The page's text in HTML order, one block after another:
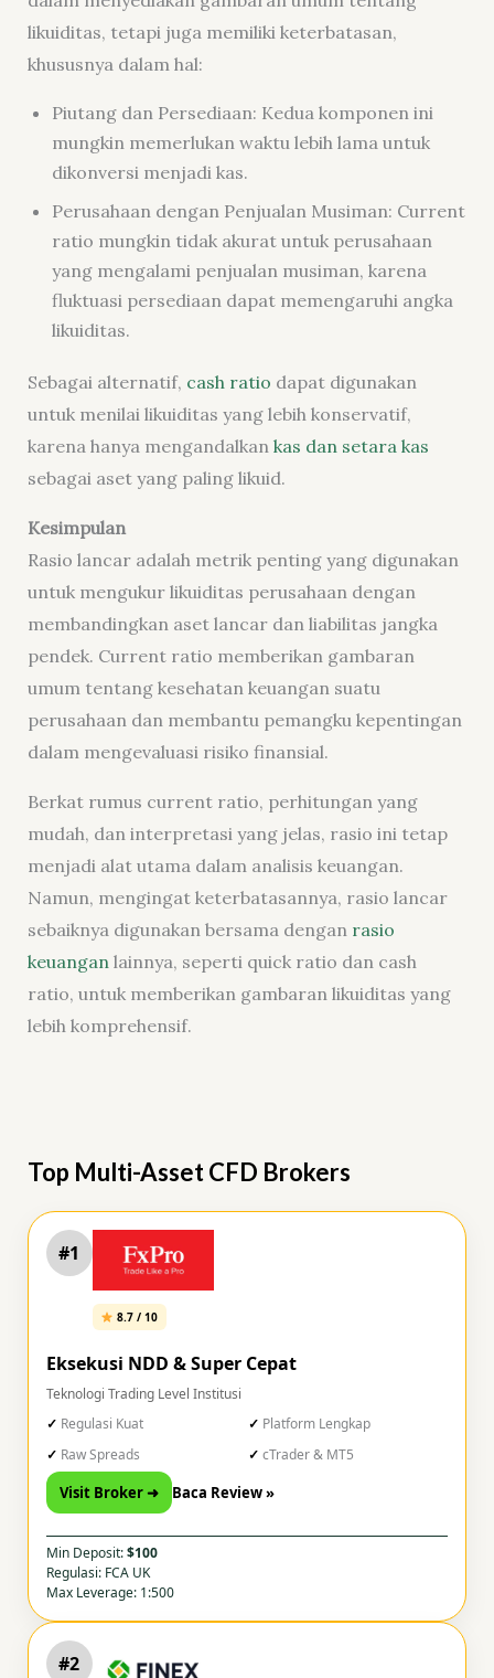
likuiditas, tetapi juga memiliki keterbatasan,
khususnya dalam hal:
Piutang dan Persediaan: Kedua komponen ini
mungkin memerlukan waktu lebih lama untuk
dikonversi menjadi kas.
Perusahaan dengan Penjualan Musiman: Current
ratio mungkin tidak akurat untuk perusahaan
yang mengalami penjualan musiman, karena
fluktuasi persediaan dapat memengaruhi angka
likuiditas.
Sebagai alternatif, cash ratio dapat digunakan
untuk menilai likuiditas yang lebih konservatif,
karena hanya mengandalkan kas dan setara kas
sebagai aset yang paling likuid.
Kesimpulan
Rasio lancar adalah metrik penting yang digunakan
untuk mengukur likuiditas perusahaan dengan
membandingkan aset lancar dan liabilitas jangka
pendek. Current ratio memberikan gambaran
umum tentang kesehatan keuangan suatu
perusahaan dan membantu pemangku kepentingan
dalam mengevaluasi risiko finansial.
Berkat rumus current ratio, perhitungan yang
mudah, dan interpretasi yang jelas, rasio ini tetap
menjadi alat utama dalam analisis keuangan.
Namun, mengingat keterbatasannya, rasio lancar
sebaiknya digunakan bersama dengan rasio
keuanganlainnya, seperti quick ratio dan cash
ratio, untuk memberikan gambaran likuiditas yang
lebih komprehensif.
Top Multi-Asset CFD Brokers
#1
8.7 / 10
Eksekusi NDD & Super Cepat
Teknologi Trading Level Institusi
Regulasi Kuat
Platform Lengkap
Raw Spreads
cTrader & MT5
Visit Broker ➜ Baca Review »
Min Deposit:$100
Regulasi: FCA UK
Max Leverage: 1:500
#2